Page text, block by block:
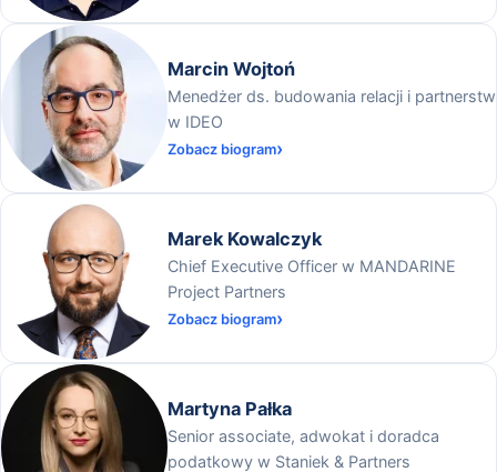
Marcin Wojtoń
Menedżer ds. budowania relacji i partnerstw
w IDEO
Zobacz biogram
Marek Kowalczyk
Chief Executive Officer w MANDARINE
Project Partners
Zobacz biogram
Martyna Pałka
Senior associate, adwokat i doradca
podatkowy w Staniek & Partners